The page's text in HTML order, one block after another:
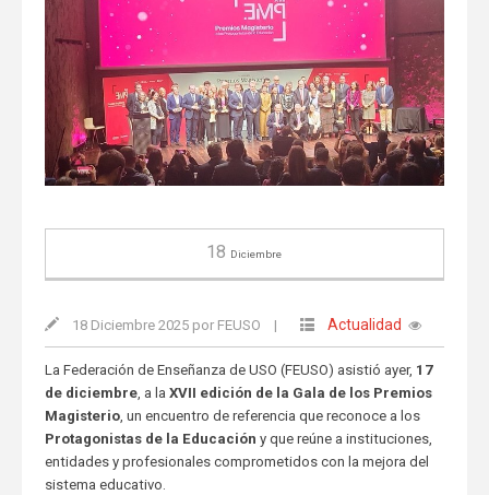
18 Diciembre
18 Diciembre 2025 por FEUSO | Actualidad
La Federación de Enseñanza de USO (FEUSO) asistió ayer, 17
de diciembre, a la XVII edición de la Gala de los Premios
Magisterio, un encuentro de referencia que reconoce a los
Protagonistas de la Educación y que reúne a instituciones,
entidades y profesionales comprometidos con la mejora del
sistema educativo.